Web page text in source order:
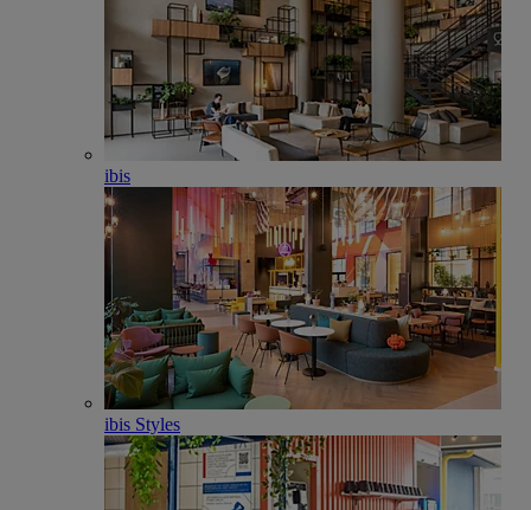
ibis
ibis Styles